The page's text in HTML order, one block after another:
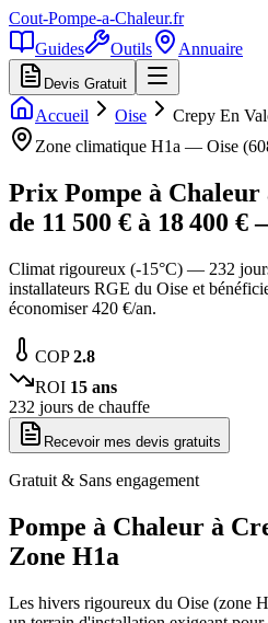
Cout-Pompe-a-Chaleur.fr
Guides
Outils Annuaire
Devis Gratuit
Accueil Oise
Crepy En
Zone climatique H1a — Oise (
Prix Pompe à Chaleur
de 11 500 € à 18 400 €
Climat rigoureux (-15°C) — 232
installateurs RGE du Oise et
économiser 420 €/an.
COP2.8
ROI 15 ans
232 jours de chauffe
Recevoir mes devis gratuits
Gratuit & Sans engagement
Pompe à Chaleur à
Zone H1a
Les hivers rigoureux du Oise (zone